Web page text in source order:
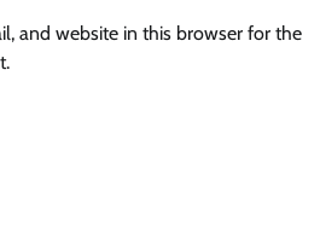
and website in this browser for the